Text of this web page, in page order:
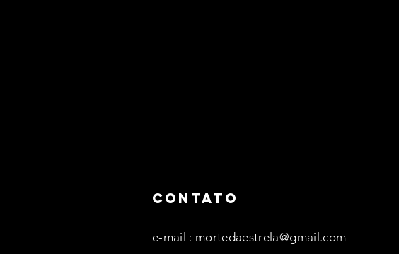
CONTATO
e-mail : mortedaestrela@gmail.com